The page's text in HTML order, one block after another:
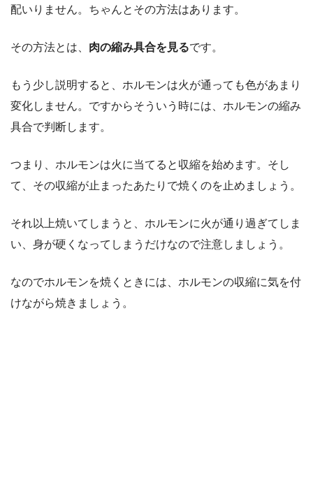
配いりません。ちゃんとその方法はあります。
その方法とは、 肉の縮み具合を見るです。
もう少し説明すると、ホルモンは火が通っても色があまり
変化しません。ですからそういう時には、ホルモンの縮み
具合で判断します。
つまり、ホルモンは火に当てると収縮を始めます。そし
て、その収縮が止まったあたりで焼くのを止めましょう。
それ以上焼いてしまうと、ホルモンに火が通り過ぎてしま
い、身が硬くなってしまうだけなので注意しましょう。
なのでホルモンを焼くときには、ホルモンの収縮に気を付
けながら焼きましょう。